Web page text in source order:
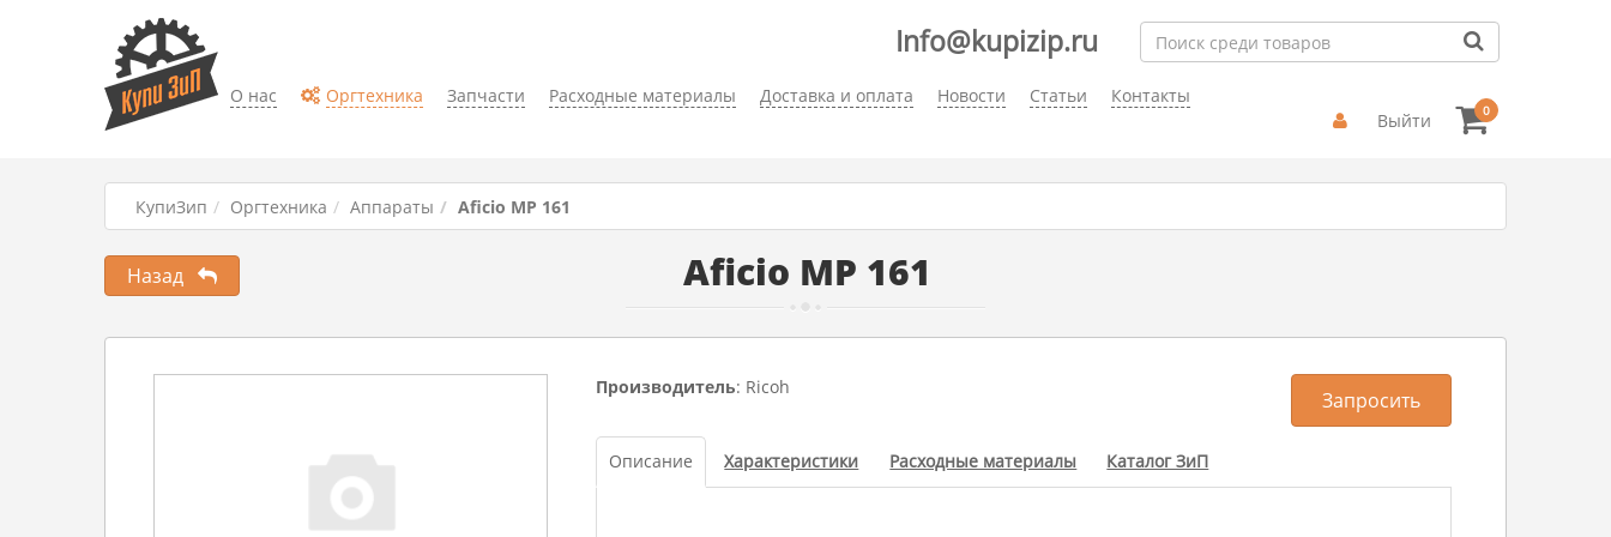
О нас Оргтехника Запчасти Расходные материалы Доставка и оплата Новости Статьи Контакты
Info@kupizip.ru
Выйти 0
КупиЗип Оргтехника Аппараты Aficio MP 161
Aficio MP 161
Назад
Производитель: Ricoh
Запросить
Описание Характеристики Расходные материалы Каталог ЗиП